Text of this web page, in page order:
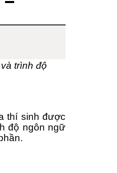
trình độ
thí sinh được
độ ngôn ngữ